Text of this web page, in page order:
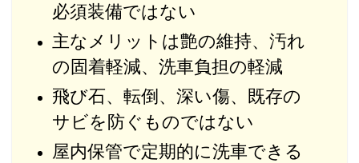
必須装備ではない
主なメリットは艶の維持、汚れ
の固着軽減、洗車負担の軽減
飛び石、転倒、深い傷、既存の
サビを防ぐものではない
屋内保管で定期的に洗車できる